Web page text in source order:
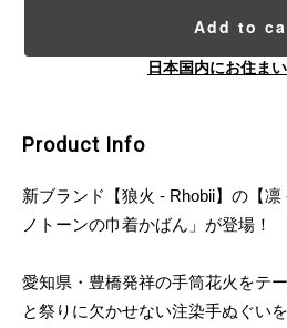
Add to
日本国内にお住ま
Product Info
新ブランド【狼火 - Rhobii】の【
ノトーンの巾着かばん」が登場！
愛知県・豊橋発祥の手筒花火をテ
と祭りに欠かせない注染手ぬぐい